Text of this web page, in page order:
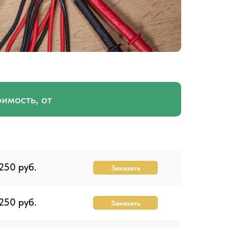
от
руб. Заказать
руб. Заказать